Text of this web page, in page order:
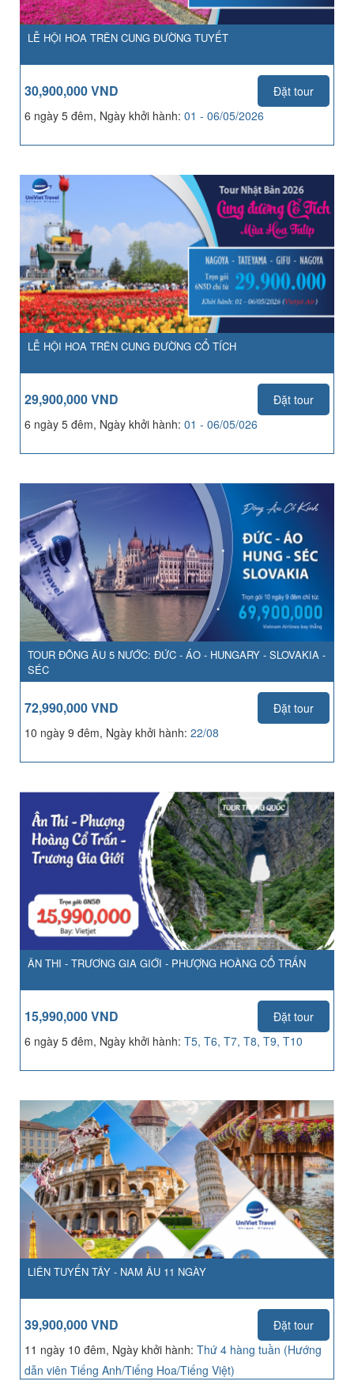
LỄ HỘI HOA TRÊN CUNG ĐƯỜNG TUYẾT
30,900,000 VND
Đặt tour
6 ngày 5 đêm, Ngày khởi hành: 01 - 06/05/2026
LỄ HỘI HOA TRÊN CUNG ĐƯỜNG CỔ TÍCH
29,900,000 VND
Đặt tour
6 ngày 5 đêm, Ngày khởi hành: 01 - 06/05/026
TOUR ĐÔNG ÂU 5 NƯỚC: ĐỨC - ÁO - HUNGARY - SLOVAKIA -
SÉC
72,990,000 VND
Đặt tour
10 ngày 9 đêm, Ngày khởi hành: 22/08
ÂN THI - TRƯƠNG GIA GIỚI - PHƯỢNG HOÀNG CỔ TRẤN
15,990,000 VND
Đặt tour
6 ngày 5 đêm, Ngày khởi hành: T5, T6, T7, T8, T9, T10
LIÊN TUYẾN TÂY - NAM ÂU 11 NGÀY
39,900,000 VND
Đặt tour
11 ngày 10 đêm, Ngày khởi hành: Thứ 4 hàng tuần (Hướng
dẫn viên Tiếng Anh/Tiếng Hoa/Tiếng Việt)